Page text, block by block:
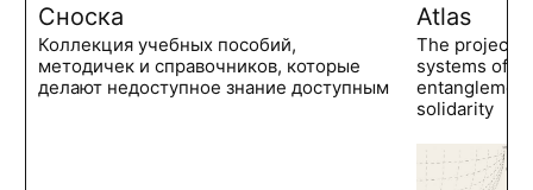
Сноска
Коллекция учебных пособий,
методичек и справочников, которые
делают недоступное знание доступным
Atlas
The project
systems of
solidarity